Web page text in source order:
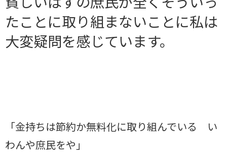
たことに取り組まないことに私は
大変疑問を感じています。
「金持ちは節約か無料化に取り組んでいる い
わんや庶民をや」